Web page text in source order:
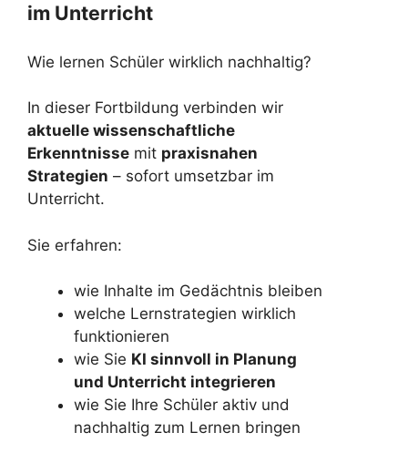
im Unterricht
Wie lernen Schüler wirklich nachhaltig?
In dieser Fortbildung verbinden wir
aktuelle wissenschaftliche
Erkenntnisse mit praxisnahen
Strategien – sofort umsetzbar im
Unterricht.
Sie erfahren:
wie Inhalte im Gedächtnis bleiben
welche Lernstrategien wirklich
funktionieren
wie Sie KI sinnvoll in Planung
und Unterricht integrieren
wie Sie Ihre Schüler aktiv und
nachhaltig zum Lernen bringen